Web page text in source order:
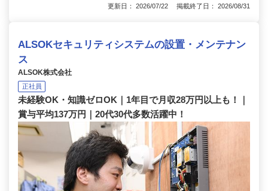
更新日： 2026/07/22 掲載終了日： 2026/08/31
ALSOKセキュリティシステムの設置・メンテナン
ス
ALSOK株式会社
正社員
未経験OK・知識ゼロOK｜1年目で月収28万円以上も！｜
賞与平均137万円｜20代30代多数活躍中！